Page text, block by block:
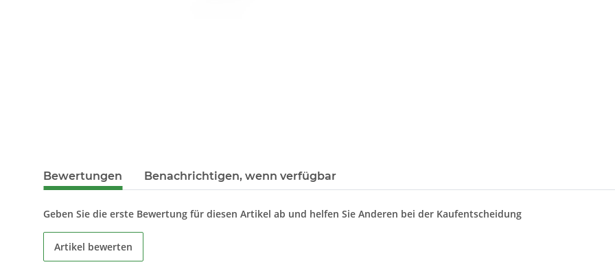
Bewertungen Benachrichtigen, wenn verfügbar
Geben Sie die erste Bewertung für diesen Artikel ab und helfen Sie Anderen bei der Kaufentscheidung
Artikel bewerten